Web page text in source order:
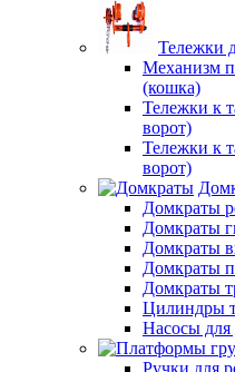
Тележки
Механизм
(кошка)
Тележки к
ворот)
Тележки к
ворот)
Домкраты
Домкраты
Домкраты
Домкраты
Домкраты
Цилиндры
Насосы для
Ручки для